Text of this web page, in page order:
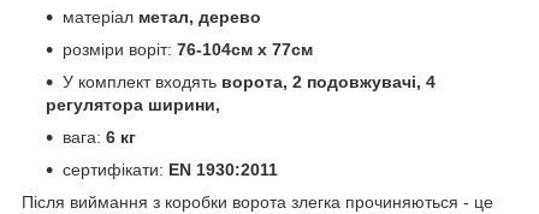
матеріал метал, дерево
розміри воріт: 76-104см х 77см
У комплект входять ворота, 2 подовжувачі, 4
регулятора ширини,
вага: 6 кг
сертифікати: EN 1930:2011
Після виймання з коробки ворота злегка прочиняються - це